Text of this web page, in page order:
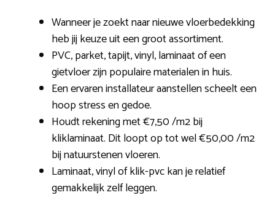
Wanneer je zoekt naar nieuwe vloerbedekking
heb jij keuze uit een groot assortiment.
PVC, parket, tapijt, vinyl, laminaat of een
gietvloer zijn populaire materialen in huis.
Een ervaren installateur aanstellen scheelt een
hoop stress en gedoe.
Houdt rekening met €7,50 /m2 bij
kliklaminaat. Dit loopt op tot wel €50,00 /m2
bij natuurstenen vloeren.
Laminaat, vinyl of klik-pvc kan je relatief
gemakkelijk zelf leggen.